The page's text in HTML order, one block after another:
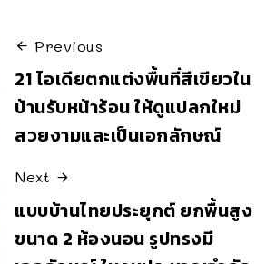
Previous
21 ไอเดียตกแต่งพื้นที่สีเขียวใน
บ้านรับหน้าร้อน ให้ดูแปลกใหม่
สวยงามและเป็นเอกลักษณ์
Next
แบบบ้านไทยประยุกต์ ยกพื้นสูง
ขนาด 2 ห้องนอน รูปทรงมี